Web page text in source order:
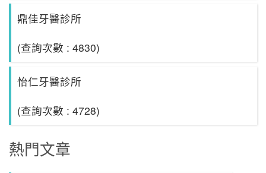
鼎佳牙醫診所
(查詢次數 : 4830)
怡仁牙醫診所
(查詢次數 : 4728)
熱門文章